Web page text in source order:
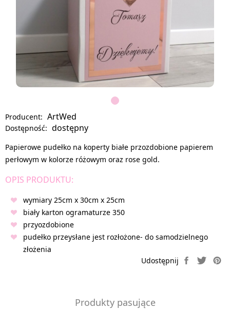
Producent: ArtWed
Dostępność: dostępny
Papierowe pudełko na koperty białe przozdobione papierem
perłowym w kolorze różowym oraz rose gold.
OPIS PRODUKTU:
wymiary 25cm x 30cm x 25cm
biały karton ogramaturze 350
przyozdobione
pudełko przeysłane jest rozłożone- do samodzielnego
złożenia
Produkty pasujące